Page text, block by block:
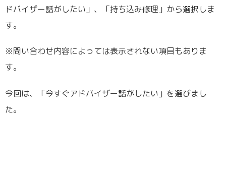
ドバイザー話がしたい」、「持ち込み修理」から選択しま
す。
※問い合わせ内容によっては表示されない項目もありま
す。
今回は、「今すぐアドバイザー話がしたい」を選びまし
た。